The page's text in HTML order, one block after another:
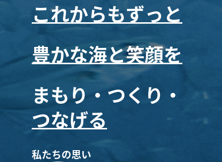
これからもずっと
豊かな海と笑顔を
まもり・つくり・
つなげる
私たちの思い